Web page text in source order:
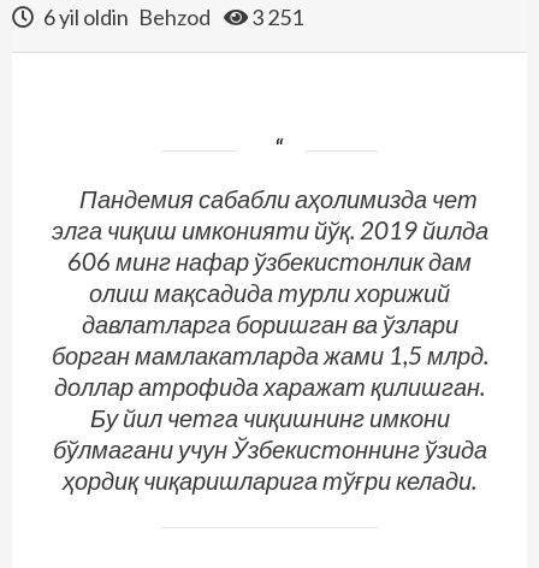
6 yil oldin Behzod 3 251
Пандемия сабабли аҳолимизда чет
элга чиқиш имконияти йўқ. 2019 йилда
606 минг нафар ўзбекистонлик дам
олиш мақсадида турли хорижий
давлатларга боришган ва ўзлари
борган мамлакатларда жами 1,5 млрд.
доллар атрофида харажат қилишган.
Бу йил четга чиқишнинг имкони
бўлмагани учун Ўзбекистоннинг ўзида
ҳордиқ чиқаришларига тўғри келади.